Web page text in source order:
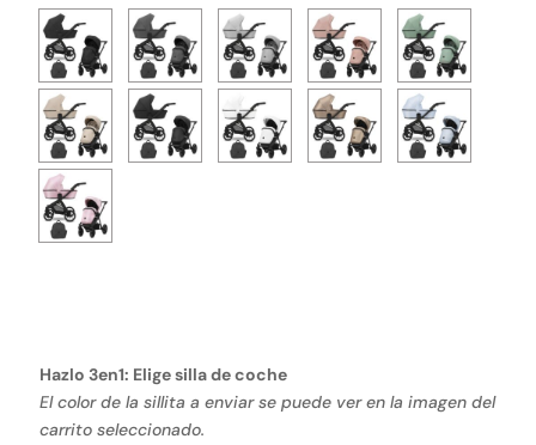
Hazlo 3en1: Elige silla de coche
El color de la sillita a enviar se puede ver en la imagen del
carrito seleccionado.